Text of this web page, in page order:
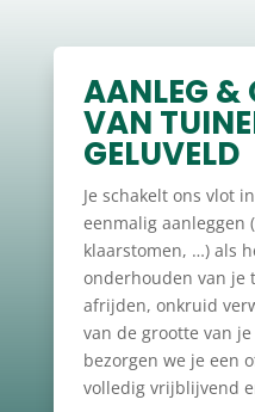
AANLEG &
VAN
GELUVELD
Je schakelt ons vlot
eenmalig aanleggen
klaarstomen, …) als
onderhouden van je
afrijden, onkruid
van de grootte van
bezorgen we je een
volledig vrijblijvend